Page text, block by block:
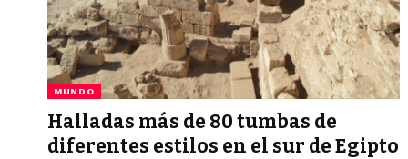
MUNDO
Halladas más de 80 tumbas de
diferentes estilos en el sur de Egipto